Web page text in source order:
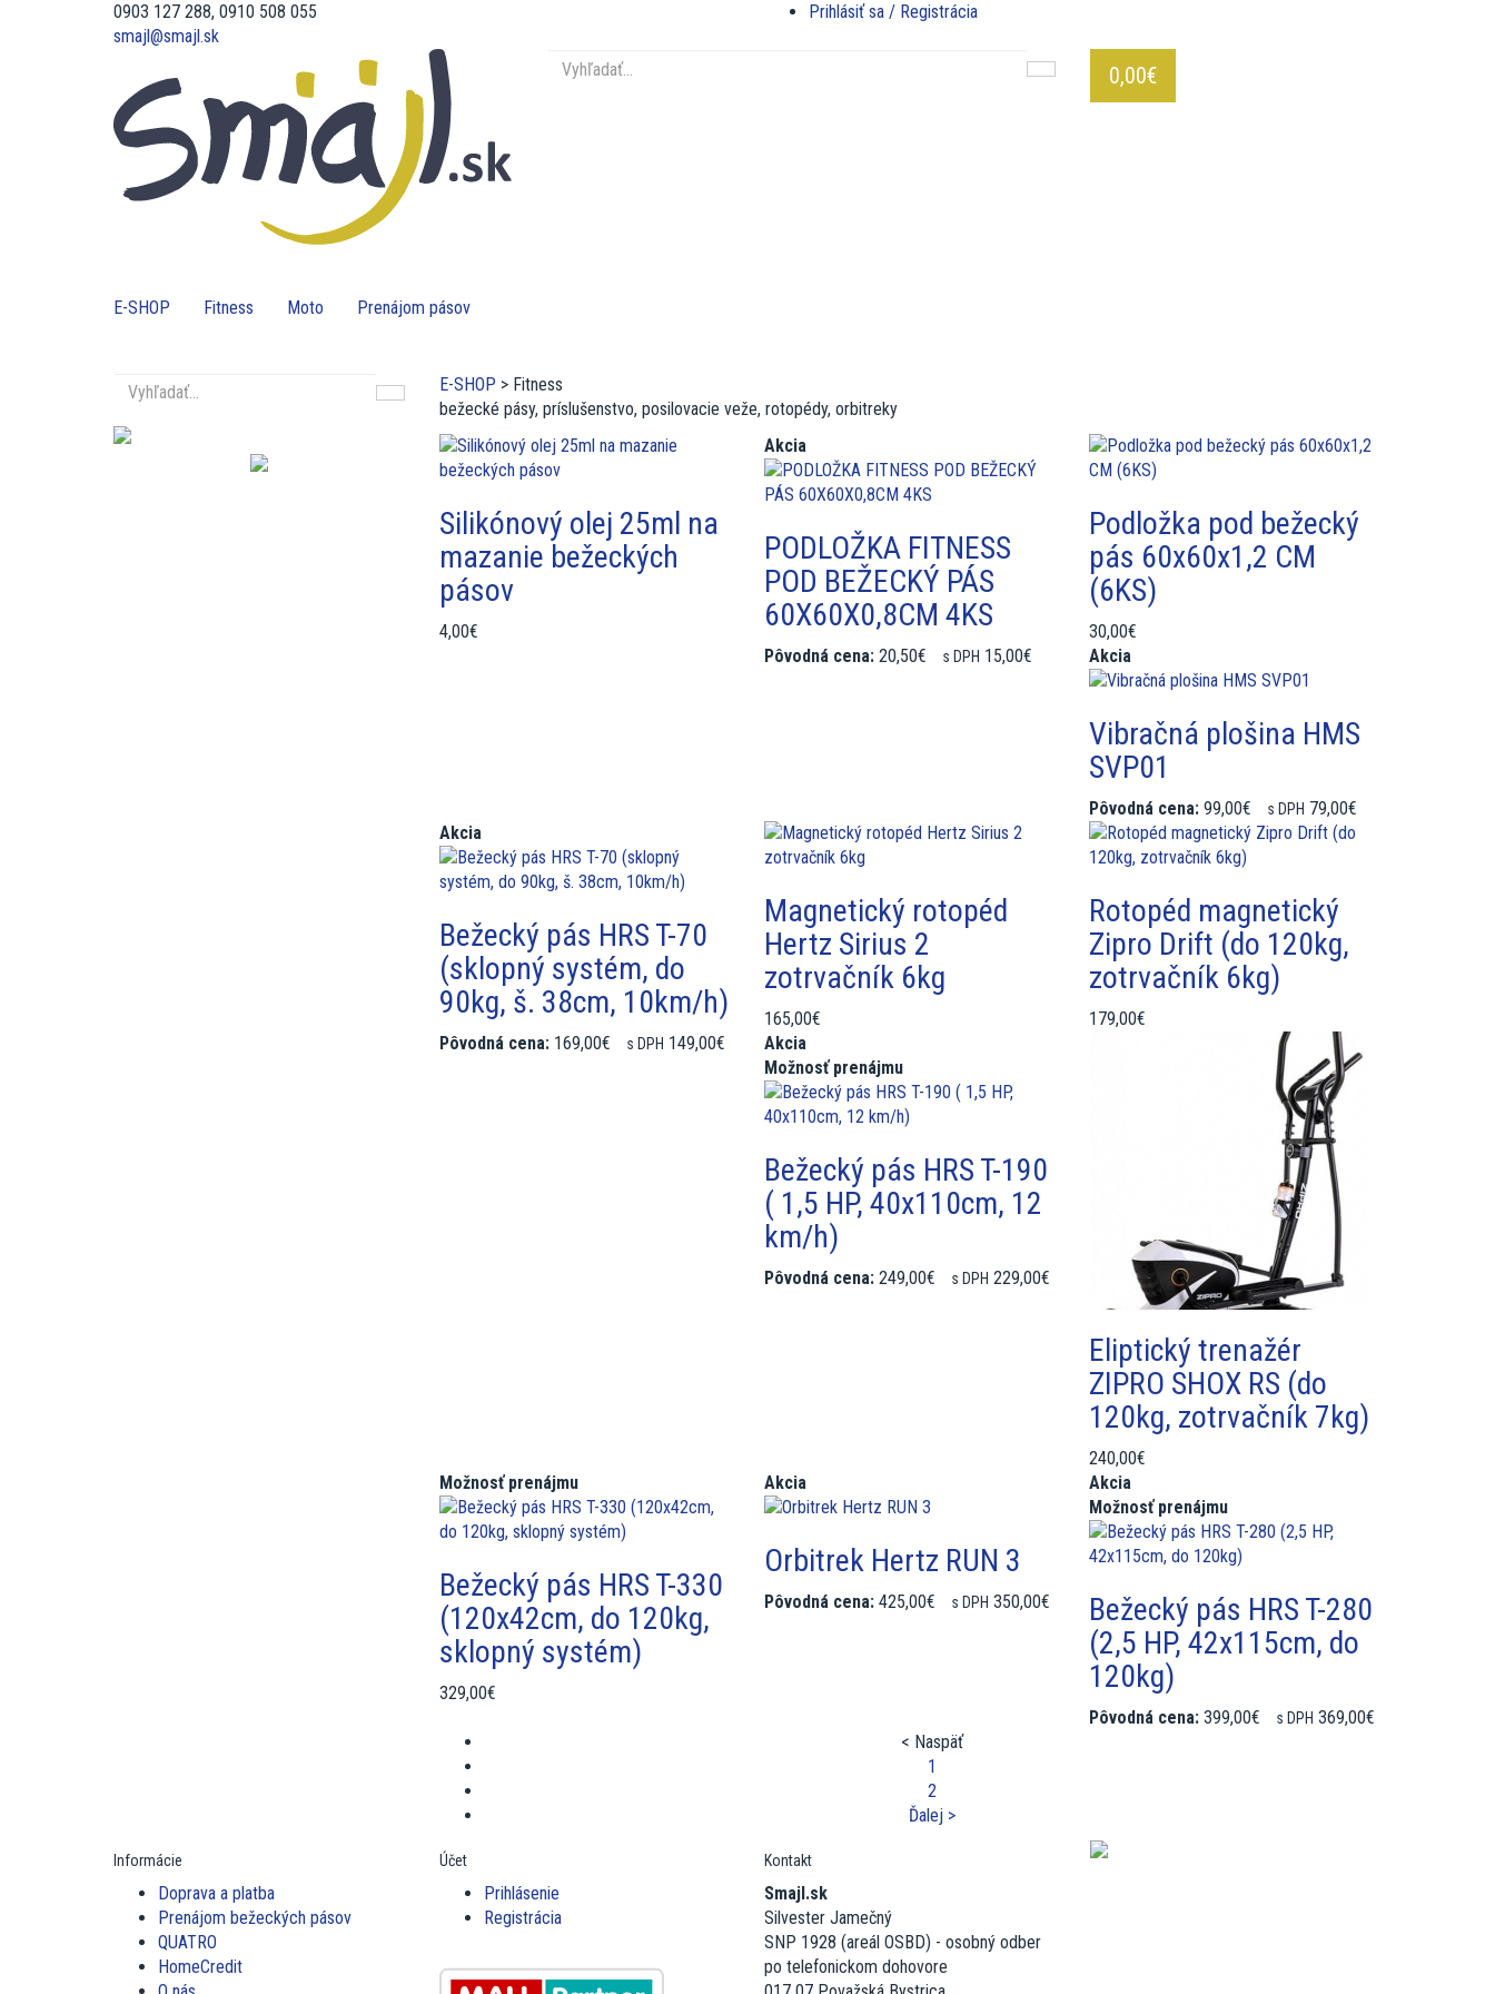
0903 127 288, 0910 508 055
smajl@smajl.sk
Prihlásiť sa / Registrácia
0,00€
E-SHOP Fitness Moto Prenájom pásov
E-SHOP > Fitness
bežecké pásy, príslušenstvo, posilovacie veže, rotopédy, orbitreky
Silikónový olej 25ml na
mazanie bežeckých
pásov
4,00€
Akcia
PODLOŽKA FITNESS
POD BEŽECKÝ PÁS
60X60X0,8CM 4KS
Pôvodná cena:20,50€ s DPH 15,00€
Podložka pod bežecký
pás 60x60x1,2 CM
(6KS)
30,00€
Akcia
Vibračná plošina HMS
SVP01
Pôvodná cena: 99,00€ s DPH 79,00€
Akcia
Bežecký pás HRS T-70
(sklopný systém, do
90kg, š. 38cm, 10km/h)
Pôvodná cena:169,00€ s DPH 149,00€
Magnetický rotopéd
Hertz Sirius 2
zotrvačník 6kg
165,00€
Rotopéd magnetický
Zipro Drift (do 120kg,
zotrvačník 6kg)
179,00€
Akcia
Možnosť prenájmu
Bežecký pás HRS T-190
( 1,5 HP, 40x110cm, 12
km/h)
Pôvodná cena:249,00€ s DPH 229,00€
Eliptický trenažér
ZIPRO SHOX RS (do
120kg, zotrvačník 7kg)
240,00€
Možnosť prenájmu
Bežecký pás HRS T-330
(120x42cm, do 120kg,
sklopný systém)
329,00€
Akcia
Orbitrek Hertz RUN 3
Pôvodná cena:425,00€ s DPH 350,00€
Akcia
Možnosť prenájmu
Bežecký pás HRS T-280
(2,5 HP, 42x115cm, do
120kg)
Pôvodná cena: 399,00€ s DPH 369,00€
< Naspäť
1
2
Ďalej >
Informácie
Doprava a platba
Prenájom bežeckých pásov
QUATRO
HomeCredit
Účet
Prihlásenie
Registrácia
Kontakt
Smajl.sk
Silvester Jamečný
SNP 1928 (areál OSBD) - osobný odber
po telefonickom dohovore